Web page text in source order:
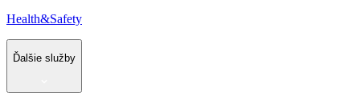
Health&Safety
Ďalšie služby